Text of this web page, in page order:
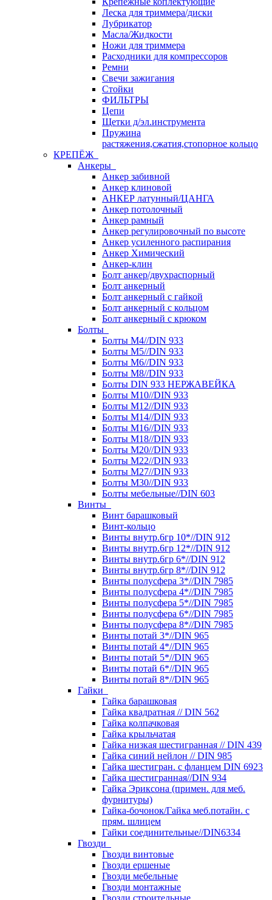
Леска для триммера/диски
Лубрикатор
Масла/Жидкости
Ножи для триммера
Расходники для компрессоров
Ремни
Свечи зажигания
Стойки
ФИЛЬТРЫ
Цепи
Щетки д/эл.инструмента
Пружина
растяжения,сжатия,стопорное кольцо
КРЕПЁЖ
Анкеры
Анкер забивной
Анкер клиновой
АНКЕР латунный/ЦАНГА
Анкер потолочный
Анкер рамный
Анкер регулировочный по высоте
Анкер усиленного распирания
Анкер Химический
Анкер-клин
Болт анкер/двухраспорный
Болт анкерный
Болт анкерный с гайкой
Болт анкерный с кольцом
Болт анкерный с крюком
Болты
Болты М4//DIN 933
Болты М5//DIN 933
Болты М6//DIN 933
Болты М8//DIN 933
Болты DIN 933 НЕРЖАВЕЙКА
Болты М10//DIN 933
Болты М12//DIN 933
Болты М14//DIN 933
Болты М16//DIN 933
Болты М18//DIN 933
Болты М20//DIN 933
Болты М22//DIN 933
Болты М27//DIN 933
Болты М30//DIN 933
Болты мебельные//DIN 603
Винты
Винт барашковый
Винт-кольцо
Винты внутр.6гр 10*//DIN 912
Винты внутр.6гр 12*//DIN 912
Винты внутр.6гр 6*//DIN 912
Винты внутр.6гр 8*//DIN 912
Винты полусфера 3*//DIN 7985
Винты полусфера 4*//DIN 7985
Винты полусфера 5*//DIN 7985
Винты полусфера 6*//DIN 7985
Винты полусфера 8*//DIN 7985
Винты потай 3*//DIN 965
Винты потай 4*//DIN 965
Винты потай 5*//DIN 965
Винты потай 6*//DIN 965
Винты потай 8*//DIN 965
Гайки
Гайка барашковая
Гайка квадратная // DIN 562
Гайка колпачковая
Гайка крыльчатая
Гайка низкая шестигранная // DIN 439
Гайка синий нейлон // DIN 985
Гайка шестигран. с фланцем DIN 6923
Гайка шестигранная//DIN 934
Гайка Эриксона (примен. для меб.
фурнитуры)
Гайка-бочонок/Гайка меб.потайн. с
прям. шлицем
Гайки соединительные//DIN6334
Гвозди
Гвозди винтовые
Гвозди ершеные
Гвозди мебельные
Гвозди монтажные
Гвозди строительные